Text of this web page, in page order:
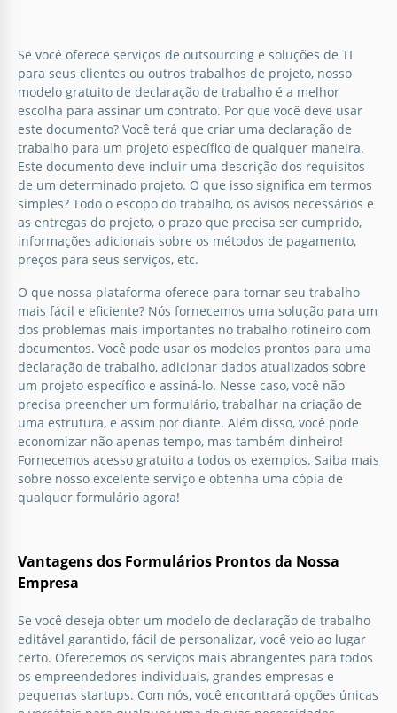
Se você oferece serviços de outsourcing e soluções de TI
para seus clientes ou outros trabalhos de projeto, nosso
modelo gratuito de declaração de trabalho é a melhor
escolha para assinar um contrato. Por que você deve usar
este documento? Você terá que criar uma declaração de
trabalho para um projeto específico de qualquer maneira.
Este documento deve incluir uma descrição dos requisitos
de um determinado projeto. O que isso significa em termos
simples? Todo o escopo do trabalho, os avisos necessários e
as entregas do projeto, o prazo que precisa ser cumprido,
informações adicionais sobre os métodos de pagamento,
preços para seus serviços, etc.
O que nossa plataforma oferece para tornar seu trabalho
mais fácil e eficiente? Nós fornecemos uma solução para um
dos problemas mais importantes no trabalho rotineiro com
documentos. Você pode usar os modelos prontos para uma
declaração de trabalho, adicionar dados atualizados sobre
um projeto específico e assiná-lo. Nesse caso, você não
precisa preencher um formulário, trabalhar na criação de
uma estrutura, e assim por diante. Além disso, você pode
economizar não apenas tempo, mas também dinheiro!
Fornecemos acesso gratuito a todos os exemplos. Saiba mais
sobre nosso excelente serviço e obtenha uma cópia de
qualquer formulário agora!
Vantagens dos Formulários Prontos da Nossa
Empresa
Se você deseja obter um modelo de declaração de trabalho
editável garantido, fácil de personalizar, você veio ao lugar
certo. Oferecemos os serviços mais abrangentes para todos
os empreendedores individuais, grandes empresas e
pequenas startups. Com nós, você encontrará opções únicas